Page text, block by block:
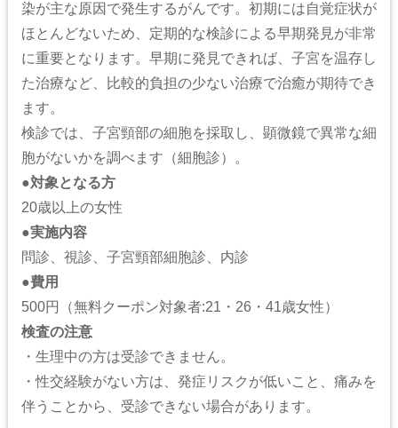
染が主な原因で発生するがんです。初期には自覚症状が
ほとんどないため、定期的な検診による早期発見が非常
に重要となります。早期に発見できれば、子宮を温存し
た治療など、比較的負担の少ない治療で治癒が期待でき
ます。
検診では、子宮頸部の細胞を採取し、顕微鏡で異常な細
胞がないかを調べます（細胞診）。
●対象となる方
20歳以上の女性
●実施内容
問診、視診、子宮頸部細胞診、内診
●費用
500円（無料クーポン対象者:21・26・41歳女性）
検査の注意
・生理中の方は受診できません。
・性交経験がない方は、発症リスクが低いこと、痛みを
伴うことから、受診できない場合があります。